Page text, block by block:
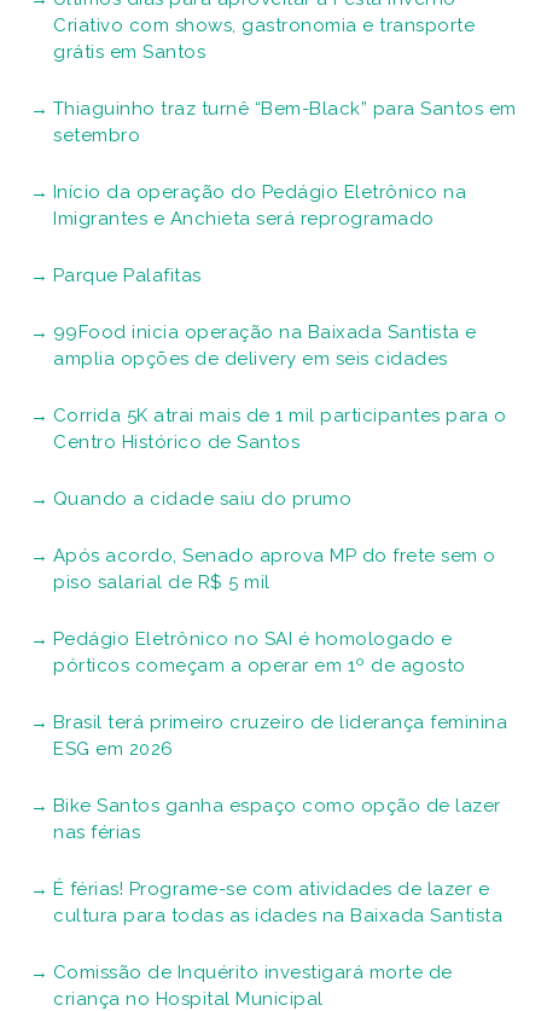
Criativo com shows, gastronomia e transporte
grátis em Santos
Thiaguinho traz turnê “Bem-Black” para Santos em
setembro
Início da operação do Pedágio Eletrônico na
Imigrantes e Anchieta será reprogramado
Parque Palafitas
99Food inicia operação na Baixada Santista e
amplia opções de delivery em seis cidades
Corrida 5K atrai mais de 1 mil participantes para o
Centro Histórico de Santos
Quando a cidade saiu do prumo
Após acordo, Senado aprova MP do frete sem o
piso salarial de R$ 5 mil
Pedágio Eletrônico no SAI é homologado e
pórticos começam a operar em 1º de agosto
Brasil terá primeiro cruzeiro de liderança feminina
ESG em 2026
Bike Santos ganha espaço como opção de lazer
nas férias
É férias! Programe-se com atividades de lazer e
cultura para todas as idades na Baixada Santista
Comissão de Inquérito investigará morte de
criança no Hospital Municipal